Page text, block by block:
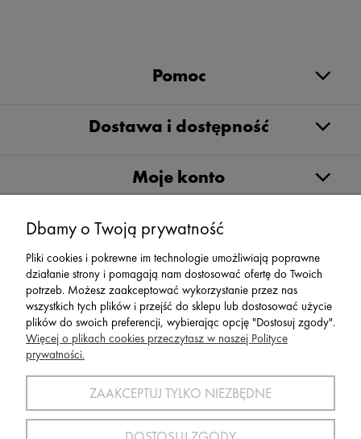
Pomoc
Dostawa i dostępność
Moje konto
Serwis
Zwroty,Reklamacje Wymiany
SPORT 2002 ||
dolnośląskie, NIP: 611-24-66-379 || E-
sport2002@onet.eutel:(75) 777 76 36
Dbamy o Twoją prywatność
Pliki cookies i pokrewne im technologie umożliwiają poprawne
działanie strony i pomagają nam dostosować ofertę do Twoich
potrzeb. Możesz zaakceptować wykorzystanie przez nas
wszystkich tych plików i przejść do sklepu lub dostosować użycie
plików do swoich preferencji, wybierając opcję "Dostosuj zgody".
Więcej o plikach cookies przeczytasz w naszej Polityce
prywatności.
ZAAKCEPTUJ TYLKO NIEZBĘDNE